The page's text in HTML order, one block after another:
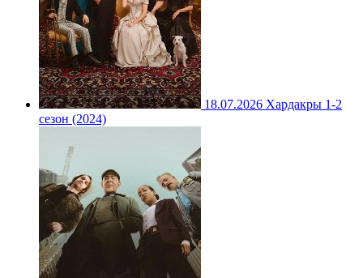
18.07.2026 Хардакры 1-2
сезон (2024)